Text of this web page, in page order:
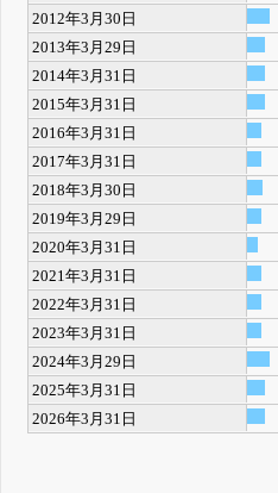
2012年3月30日
2013年3月29日
2014年3月31日
2015年3月31日
2016年3月31日
2017年3月31日
2018年3月30日
2019年3月29日
2020年3月31日
2021年3月31日
2022年3月31日
2023年3月31日
2024年3月29日
2025年3月31日
2026年3月31日